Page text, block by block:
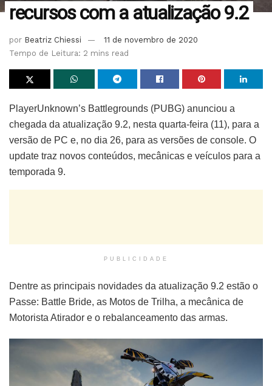
recursos com a atualização 9.2
por Beatriz Chiessi
11 de novembro de 2020
Tempo de Leitura: 2 mins read
PlayerUnknown’s Battlegrounds (PUBG) anunciou a
chegada da atualização 9.2, nesta quarta-feira (11), para a
versão de PC e, no dia 26, para as versões de console. O
update traz novos conteúdos, mecânicas e veículos para a
temporada 9.
PUBLICIDADE
Dentre as principais novidades da atualização 9.2 estão o
Passe: Battle Bride, as Motos de Trilha, a mecânica de
Motorista Atirador e o rebalanceamento das armas.